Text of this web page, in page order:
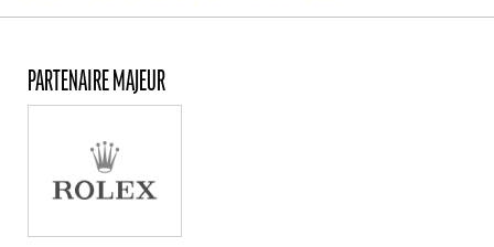
PARTENAIRE MAJEUR